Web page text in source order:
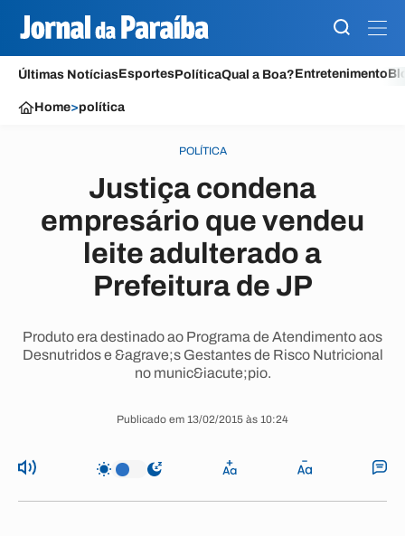
Últimas NotíciasEsportesPolíticaQual a Boa?Entretenimento
Home>política
POLÍTICA
Justiça condena
empresário que vendeu
leite adulterado a
Prefeitura de JP
Produto era destinado ao Programa de Atendimento aos
Desnutridos e &agrave;s Gestantes de Risco Nutricional
no munic&iacute;pio.
Publicado em 13/02/2015 às 10:24